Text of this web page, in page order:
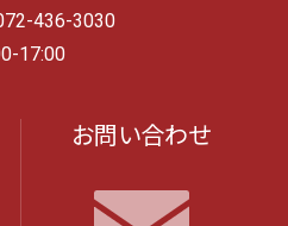
436-3030
17:00
お問い合わせ